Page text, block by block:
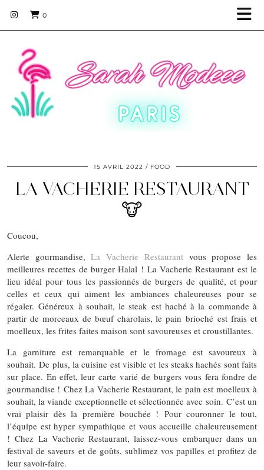
0
15 AVRIL 2022 FOOD
LA VACHERIE RESTAURANT
🐮
Coucou,
Alerte gourmandise,La Vacherie Restaurantvous propose les
meilleures recettes de burger Halal ! La Vacherie Restaurant est le
lieu idéal pour tous les passionnés de burgers de qualité, et pour
celles et ceux qui aiment les ambiances chaleureuses pour se
régaler. Généreux à souhait, le steak est haché à la commande à
partir de morceaux de bœuf charolais, le pain brioché est frais et
moelleux, les frites faites maison sont savoureuses et croustillantes.
La garniture est remarquable et le fromage est savoureux à
souhait. De plus, la cuisine est visible et les steaks hachés sont faits
sur place. En effet, leur carte varié de burgers vous fera fondre de
gourmandise ! Chez La Vacherie Restaurant, le pain est moelleux à
souhait, la viande exceptionnelle et sélectionnée avec soin. C’est un
vrai plaisir dès la première bouchée ! Pour couronner le tout,
l’équipe est hyper sympathique et vous accueille chaleureusement
! Chez La Vacherie Restaurant, laissez-vous embarquer dans un
festival de saveurs et de goûts, sublimez vos papilles et profitez de
leur savoir-faire.